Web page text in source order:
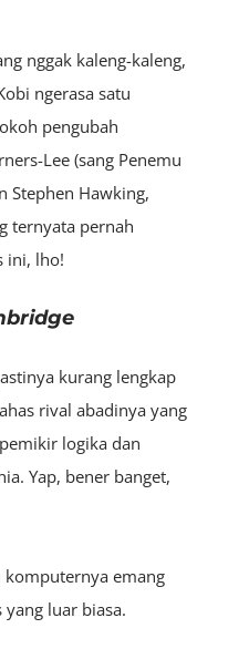
nggak kaleng-kaleng,
ngerasa satu
pengubah
Lee (sang Penemu
Stephen Hawking,
ternyata pernah
ini, lho!
kurang lengkap
rival abadinya yang
logika dan
Yap, bener banget,
emang
luar biasa.